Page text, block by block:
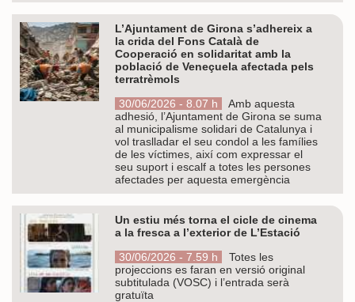
L’Ajuntament de Girona s’adhereix a
la crida del Fons Català de
Cooperació en solidaritat amb la
població de Veneçuela afectada pels
terratrèmols
30/06/2026 - 8.07 h
Amb aquesta
adhesió, l’Ajuntament de Girona se suma
al municipalisme solidari de Catalunya i
vol traslladar el seu condol a les famílies
de les víctimes, així com expressar el
seu suport i escalf a totes les persones
afectades per aquesta emergència
Un estiu més torna el cicle de cinema
a la fresca a l’exterior de L’Estació
30/06/2026 - 7.59 h
Totes les
projeccions es faran en versió original
subtitulada (VOSC) i l’entrada serà
gratuïta